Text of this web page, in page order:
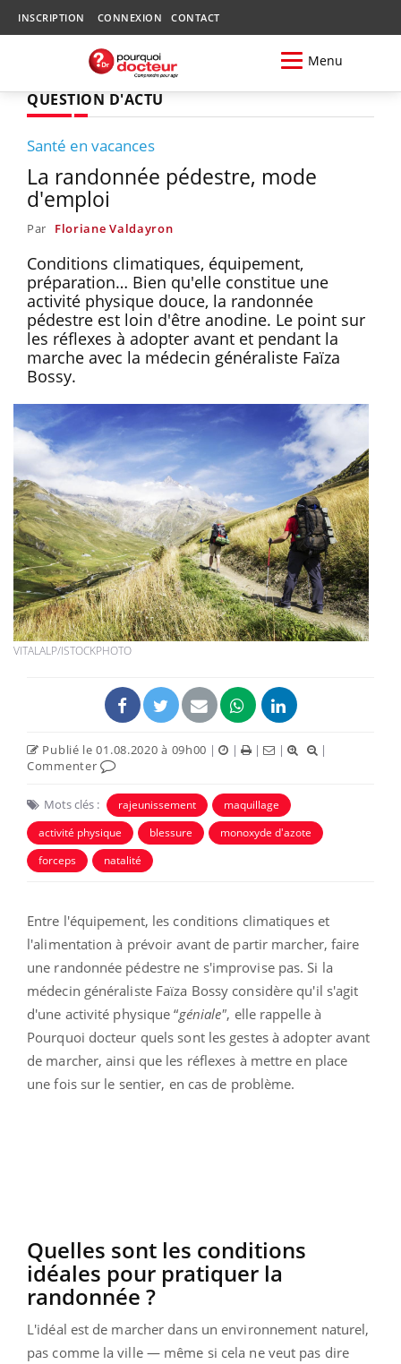
INSCRIPTION CONNEXION CONTACT
Menu
QUESTION D'ACTU
Santé en vacances
La randonnée pédestre, mode
d'emploi
Par Floriane Valdayron
Conditions climatiques, équipement,
préparation… Bien qu'elle constitue une
activité physique douce, la randonnée
pédestre est loin d'être anodine. Le point sur
les réflexes à adopter avant et pendant la
marche avec la médecin généraliste Faïza
Bossy.
VITALALP/ISTOCKPHOTO
Publié le 01.08.2020 à 09h00 | | | |
|
Commenter
Mots clés : rajeunissement
maquillage
activité physique
blessure
monoxyde d'azote
forceps
natalité
Entre l'équipement, les conditions climatiques et
l'alimentation à prévoir avant de partir marcher, faire
une randonnée pédestre ne s'improvise pas. Si la
médecin généraliste Faïza Bossy considère qu'il s'agit
d'une activité physique “géniale", elle rappelle à
Pourquoi docteur quels sont les gestes à adopter avant
de marcher, ainsi que les réflexes à mettre en place
une fois sur le sentier, en cas de problème.
Quelles sont les conditions
idéales pour pratiquer la
randonnée ?
L'idéal est de marcher dans un environnement naturel,
pas comme la ville — même si cela ne veut pas dire